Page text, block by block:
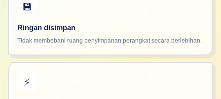
💾
Ringan disimpan
Tidak membebani ruang penyimpanan perangkat secara berlebihan.
⚡